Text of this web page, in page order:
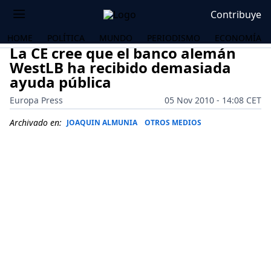
Contribuye
HOME POLÍTICA MUNDO PERIODISMO ECONOMÍA
La CE cree que el banco alemán
WestLB ha recibido demasiada
ayuda pública
Europa Press
05 Nov 2010 - 14:08 CET
Archivado en: JOAQUIN ALMUNIA OTROS MEDIOS